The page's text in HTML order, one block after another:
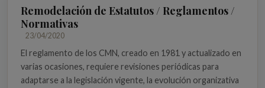
Remodelación de Estatutos / Reglamentos /
Normativas
23/04/2020
El reglamento de los CMN, creado en 1981 y actualizado en
varias ocasiones, requiere revisiones periódicas para
adaptarse a la legislación vigente, la evolución organizativa